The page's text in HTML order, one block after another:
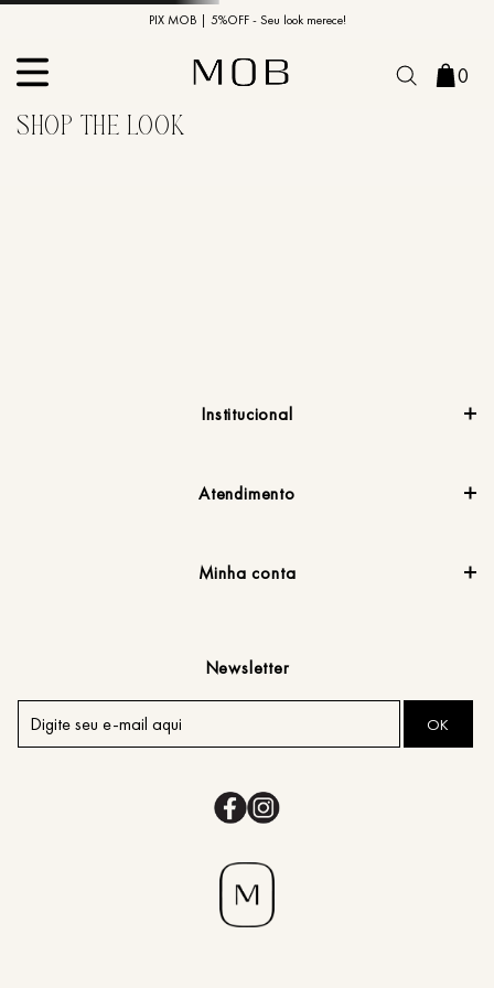
PIX MOB | 5%OFF - Seu look merece!
10% OFF na primeira compra | Cupom: BEMVINDO10*
0
Institucional
Atendimento
Minha conta
Newsletter
OK